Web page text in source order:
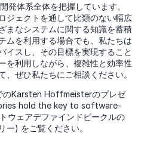
体系全体を把握しています。
ジェクトを通して比類のない幅広
まなシステムに関する知識を蓄積
ムを利用する場合でも、私たちは
イスし、その目標を実現すること
を利用しながら、複雑性と効率性
ぜひ私たちにご相談ください。
のKarsten Hoffmeisterのプレゼ
hold the key to software-
ウェアデファインドビークルの
ー) をご覧ください。